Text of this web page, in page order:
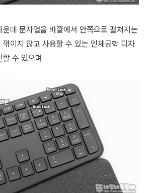
운데 문자열을 바깥에서 안쪽으로 펼쳐지는
이지 않고 사용할 수 있는 인체공학 디자
할 수 있으며